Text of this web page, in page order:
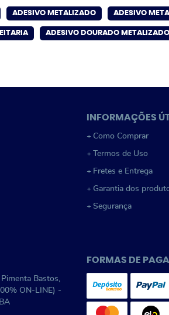
ADESIVO METALIZADO ADESIVO
ADESIVO DOURADO METALIZADO
INFORMAÇÕES
Como Comprar
Termos de Uso
Fretes e Entrega
Garantia dos
Segurança
Bastos,
ON-LINE) -
BA
FORMAS DE